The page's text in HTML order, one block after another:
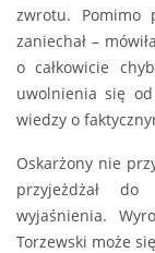
zwrotu. Pomimo
zaniechał –
o całkowicie
uwolnienia się
wiedzy o
Oskarżony nie
przyjeżdżał do
wyjaśnienia.
Torzewski może